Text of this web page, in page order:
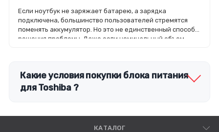
Если ноутбук не заряжает батарею, а зарядка
подключена, большинство пользователей стремятся
поменять аккумулятор. Но это не единственный способ
решения проблемы. Даже если номинальный объем
Какие условия покупки блока питания
для Toshiba ?
КАТАЛОГ